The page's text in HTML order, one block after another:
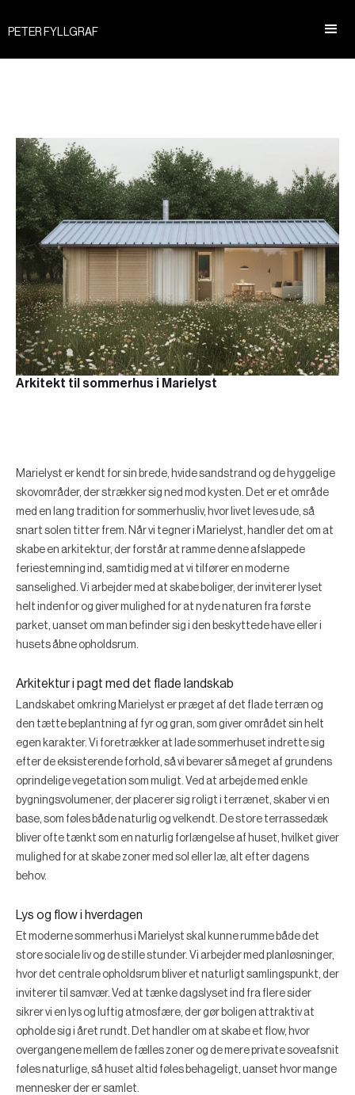
PETER FYLLGRAF
Arkitekt til sommerhus i Marielyst
Marielyst er kendt for sin brede, hvide sandstrand og de hyggelige
skovområder, der strækker sig ned mod kysten. Det er et område
med en lang tradition for sommerhusliv, hvor livet leves ude, så
snart solen titter frem. Når vi tegner i Marielyst, handler det om at
skabe en arkitektur, der forstår at ramme denne afslappede
feriestemning ind, samtidig med at vi tilfører en moderne
sanselighed. Vi arbejder med at skabe boliger, der inviterer lyset
helt indenfor og giver mulighed for at nyde naturen fra første
parket, uanset om man befinder sig i den beskyttede have eller i
husets åbne opholdsrum.
Arkitektur i pagt med det flade landskab
Landskabet omkring Marielyst er præget af det flade terræn og
den tætte beplantning af fyr og gran, som giver området sin helt
egen karakter. Vi foretrækker at lade sommerhuset indrette sig
efter de eksisterende forhold, så vi bevarer så meget af grundens
oprindelige vegetation som muligt. Ved at arbejde med enkle
bygningsvolumener, der placerer sig roligt i terrænet, skaber vi en
base, som føles både naturlig og velkendt. De store terrassedæk
bliver ofte tænkt som en naturlig forlængelse af huset, hvilket giver
mulighed for at skabe zoner med sol eller læ, alt efter dagens
behov.
Lys og flow i hverdagen
Et moderne sommerhus i Marielyst skal kunne rumme både det
store sociale liv og de stille stunder. Vi arbejder med planløsninger,
hvor det centrale opholdsrum bliver et naturligt samlingspunkt, der
inviterer til samvær. Ved at tænke dagslyset ind fra flere sider
sikrer vi en lys og luftig atmosfære, der gør boligen attraktiv at
opholde sig i året rundt. Det handler om at skabe et flow, hvor
overgangene mellem de fælles zoner og de mere private soveafsnit
føles naturlige, så huset altid føles behageligt, uanset hvor mange
mennesker der er samlet.